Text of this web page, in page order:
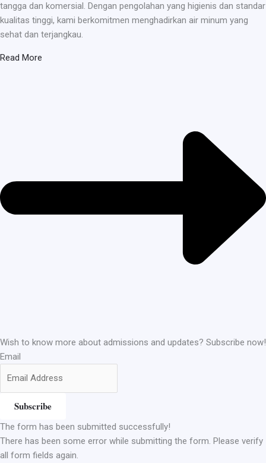
tangga dan komersial. Dengan pengolahan yang higienis dan standar
kualitas tinggi, kami berkomitmen menghadirkan air minum yang
sehat dan terjangkau.
Read More
Wish to know more about admissions and updates? Subscribe now!
Email
Subscribe
The form has been submitted successfully!
There has been some error while submitting the form. Please verify
all form fields again.